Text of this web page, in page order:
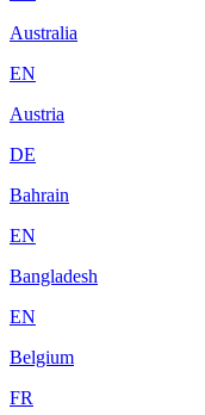
Australia
EN
Austria
DE
Bahrain
EN
Bangladesh
EN
Belgium
FR